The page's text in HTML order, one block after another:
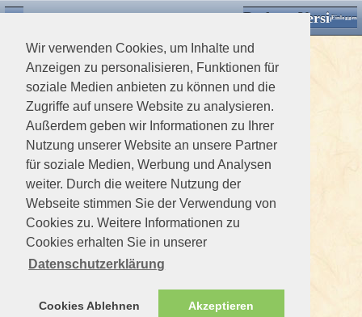
Wir verwenden Cookies, um Inhalte und
Anzeigen zu personalisieren, Funktionen für
soziale Medien anbieten zu können und die
Zugriffe auf unsere Website zu analysieren.
Außerdem geben wir Informationen zu Ihrer
Nutzung unserer Website an unsere Partner
für soziale Medien, Werbung und Analysen
weiter. Durch die weitere Nutzung der
Webseite stimmen Sie der Verwendung von
Cookies zu. Weitere Informationen zu
Cookies erhalten Sie in unserer
Datenschutzerklärung
Cookies Ablehnen Akzeptieren
Desktop VersionEinloggen